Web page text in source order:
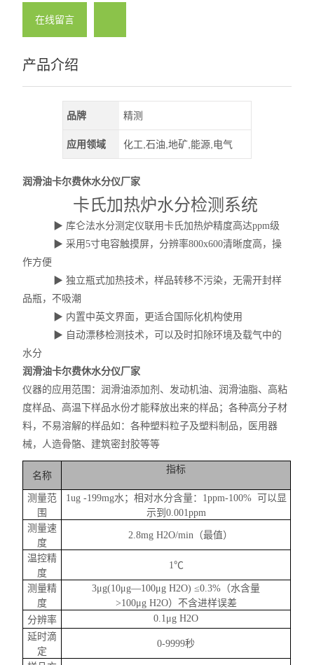
在线留言
产品介绍
品牌 精测
应用领域 化工,石油,地矿,能源,电气
润滑油卡尔费休水分仪厂家
卡氏加热炉水分检测系统
▶ 库仑法水分测定仪联用卡氏加热炉精度高达ppm级
▶ 采用5寸电容触摸屏，分辨率800x600清晰度高，操
作方便
▶ 独立瓶式加热技术，样品转移不污染，无需开封样
品瓶，不吸潮
▶ 内置中英文界面，更适合国际化机构使用
▶ 自动漂移检测技术，可以及时扣除环境及载气中的
水分
润滑油卡尔费休水分仪厂家
仪器的应用范围：润滑油添加剂、发动机油、润滑油脂、高粘
度样品、高温下样品水份才能释放出来的样品；各种高分子材
料，不易溶解的样品如：各种塑料粒子及塑料制品，医用器
械，人造骨骼、建筑密封胶等等
名称
指标
测量范
围
1ug -199mg水；相对水分含量：1ppm-100%
可以显
示到 0.001ppm
测量速
度
2.8mg H2O/min（最值）
温控精
度
1℃
测量精
度
3μg(10μg—100μg H2O) ≤0.3%（水含量
>100μg H2O）不含进样误差
分辨率
0.1μg H2O
延时滴
定
0-9999秒